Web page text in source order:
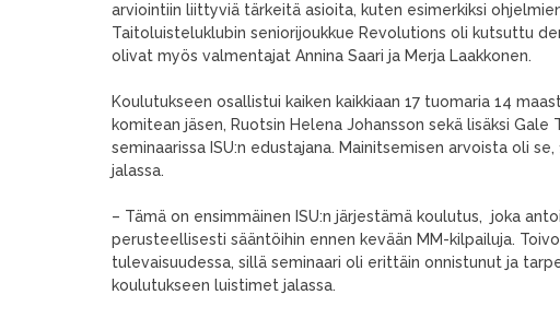
arviointiin liittyviä tärkeitä asioita, kuten esimerkiksi
Taitoluisteluklubin seniorijoukkue Revolutions oli kutsuttu
olivat myös valmentajat Annina Saari ja Merja Laakkonen.
Koulutukseen osallistui kaiken kaikkiaan 17 tuomaria 14
komitean jäsen, Ruotsin Helena Johansson sekä lisäksi
seminaarissa ISU:n edustajana. Mainitsemisen arvoista oli
jalassa.
– Tämä on ensimmäinen ISU:n järjestämä koulutus, joka
perusteellisesti sääntöihin ennen kevään MM-kilpailuja.
tulevaisuudessa, sillä seminaari oli erittäin onnistunut ja
koulutukseen luistimet jalassa.